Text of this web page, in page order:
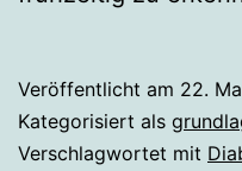
Veröffentlicht am 22.
Kategorisiert als
Verschlagwortet mit